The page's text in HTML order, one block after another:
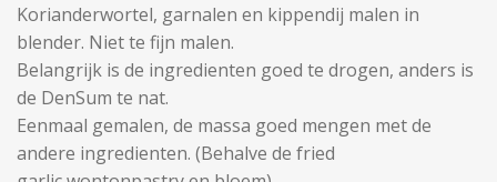
Korianderwortel, garnalen en kippendij malen in
blender. Niet te fijn malen.
Belangrijk is de ingredienten goed te drogen, anders is
de DenSum te nat.
Eenmaal gemalen, de massa goed mengen met de
andere ingredienten. (Behalve de fried